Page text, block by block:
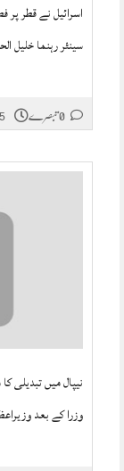
اسرائیل نے قطر
سینئر رہنما خلیل
وزرا کے بعد